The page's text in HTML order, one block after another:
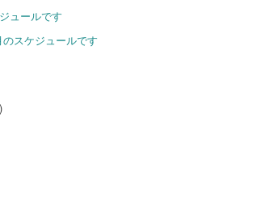
ュールです
スケジュールです